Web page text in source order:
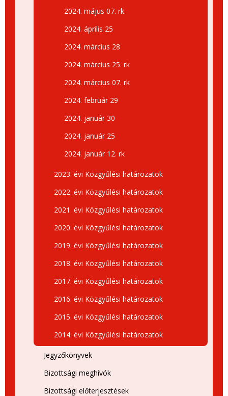
2024. május 07. rk.
2024. április 25
2024. március 28
2024. március 25. rk
2024. március 07. rk
2024. február 29
2024. január 30
2024. január 25
2024. január 12. rk
2023. évi Közgyűlési határozatok
2022. évi Közgyűlési határozatok
2021. évi Közgyűlési határozatok
2020. évi Közgyűlési határozatok
2019. évi Közgyűlési határozatok
2018. évi Közgyűlési határozatok
2017. évi Közgyűlési határozatok
2016. évi Közgyűlési határozatok
2015. évi Közgyűlési határozatok
2014. évi Közgyűlési határozatok
Jegyzőkönyvek
Bizottsági meghívók
Bizottsági előterjesztések